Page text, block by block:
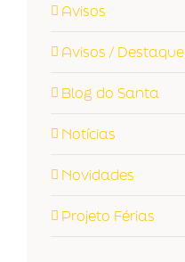
Avisos
Avisos / Destaque
Blog do Santa
Notícias
Novidades
Projeto Férias